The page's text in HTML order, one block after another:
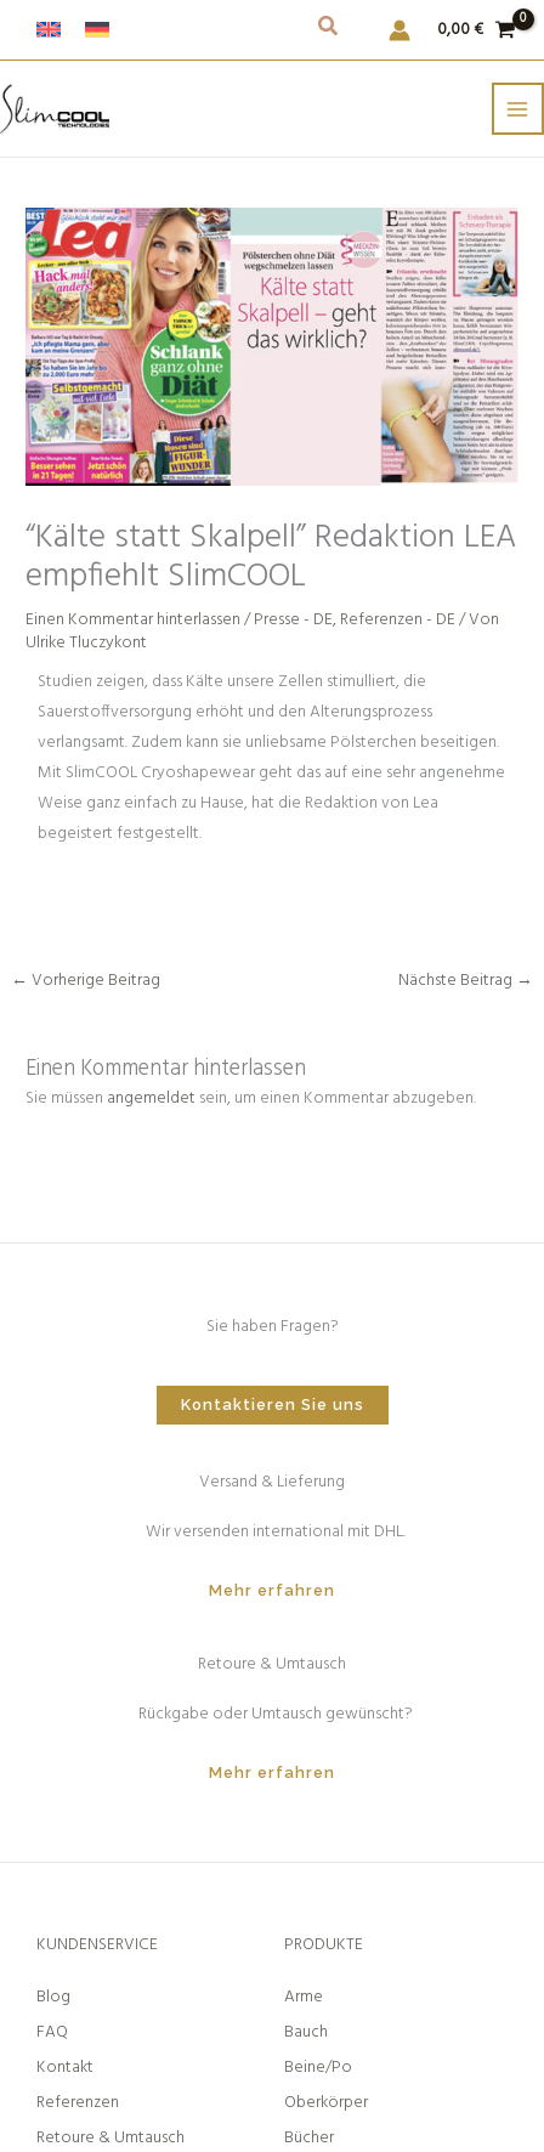
0,00€
“Kälte statt Skalpell” Redaktion LEA
empfiehlt SlimCOOL
Einen Kommentar hinterlassen/Presse - DE, Referenzen - DE/ Von
Ulrike Tluczykont
Studien zeigen, dass Kälte unsere Zellen stimulliert, die
Sauerstoffversorgung erhöht und den Alterungsprozess
verlangsamt. Zudem kann sie unliebsame Pölsterchen beseitigen.
Mit SlimCOOL Cryoshapewear geht das auf eine sehr angenehme
Weise ganz einfach zu Hause, hat die Redaktion von Lea
begeistert festgestellt.
← Vorherige Beitrag Nächste Beitrag →
Einen Kommentar hinterlassen
Sie müssen angemeldet sein, um einen Kommentar abzugeben.
Sie haben Fragen?
Kontaktieren Sie uns
Versand & Lieferung
Wir versenden international mit DHL.
Mehr erfahren
Retoure & Umtausch
Rückgabe oder Umtausch gewünscht?
Mehr erfahren
KUNDENSERVICE
Blog
FAQ
Kontakt
Referenzen
Retoure & Umtausch
PRODUKTE
Arme
Bauch
Beine/Po
Oberkörper
Bücher